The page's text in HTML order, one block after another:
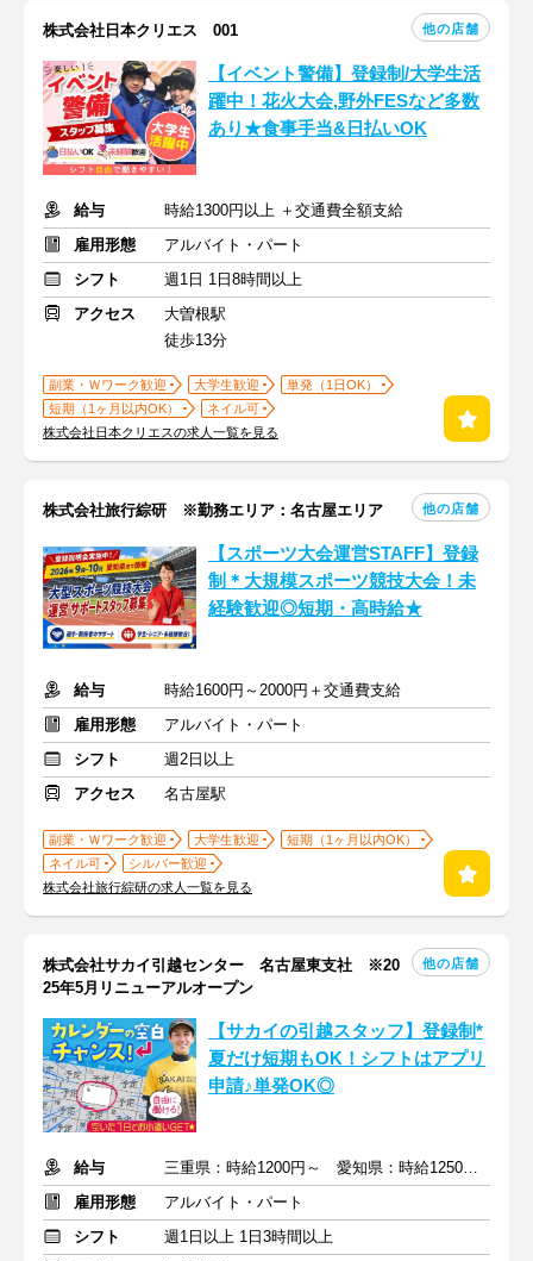
株式会社日本クリエス 001 他の店舗
【イベント警備】登録制/大学生活
躍中！花火大会,野外FESなど多数
あり★食事手当&日払いOK
給与
時給1300円以上 ＋交通費全額支給
雇用形態
アルバイト・パート
シフト
週1日 1日8時間以上
アクセス
大曽根駅
徒歩13分
副業・Ｗワーク歓迎 大学生歓迎
単発（1日OK）
短期（1ヶ月以内OK）
ネイル可
株式会社日本クリエスの求人一覧を見る
株式会社旅行綜研 ※勤務エリア：名古屋エリア 他の店舗
【スポーツ大会運営STAFF】登録
制＊大規模スポーツ競技大会！未
経験歓迎◎短期・高時給★
給与
時給1600円～2000円＋交通費支給
雇用形態
アルバイト・パート
シフト
週2日以上
アクセス
名古屋駅
副業・Ｗワーク歓迎 大学生歓迎
短期（1ヶ月以内OK）
ネイル可
シルバー歓迎
株式会社旅行綜研の求人一覧を見る
株式会社サカイ引越センター 名古屋東支社 ※20
25年5月リニューアルオープン
他の店舗
【サカイの引越スタッフ】登録制*
夏だけ短期もOK！シフトはアプリ
申請♪単発OK◎
給与
三重県：時給1200円～ 愛知県：時給1250円～+交通費・他手当
雇用形態
アルバイト・パート
シフト
週1日以上 1日3時間以上